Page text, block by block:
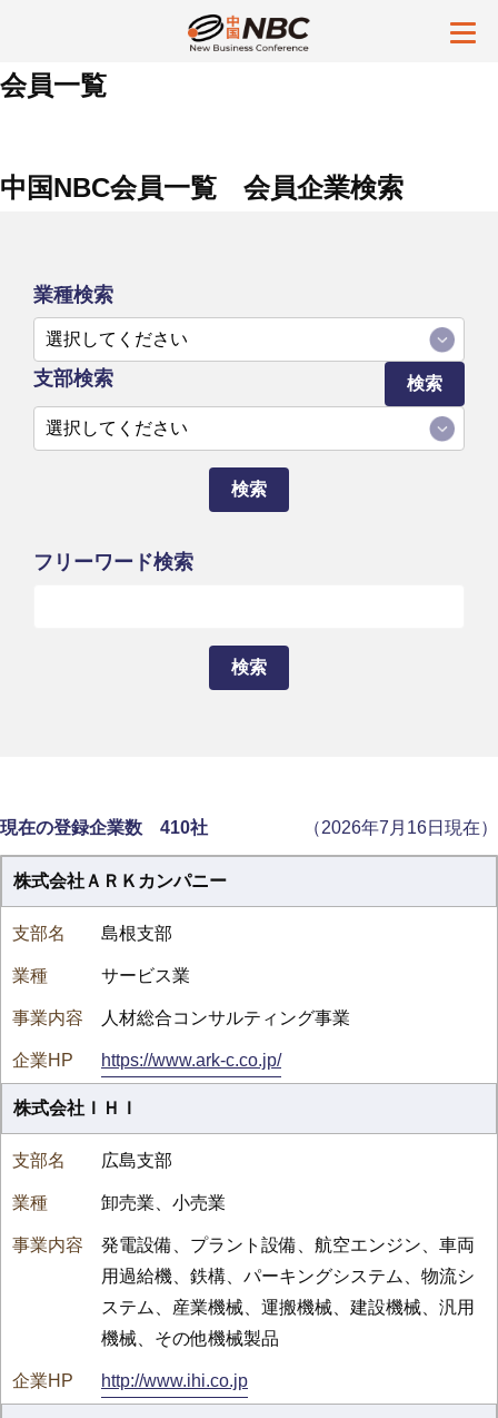
会員一覧
中国NBC会員一覧 会員企業検索
業種検索
支部検索
フリーワード検索
現在の登録企業数 410社 （2026年7月16日現在）
株式会社ＡＲＫカンパニー
島根支部
サービス業
人材総合コンサルティング事業
https://www.ark-c.co.jp/
株式会社ＩＨＩ
広島支部
卸売業、小売業
発電設備、プラント設備、航空エンジン、車両
用過給機、鉄構、パーキングシステム、物流シ
ステム、産業機械、運搬機械、建設機械、汎用
機械、その他機械製品
http://www.ihi.co.jp